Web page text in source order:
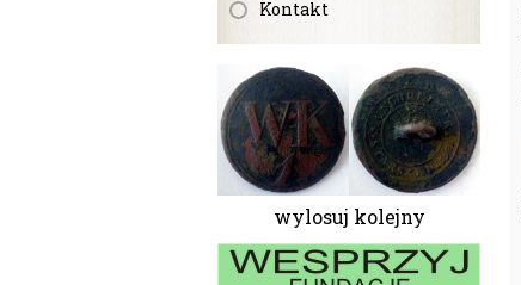
Kontakt
wylosuj kolejny